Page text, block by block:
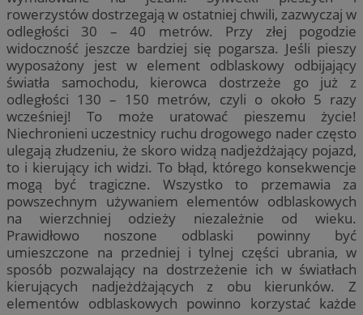
rowerzystów dostrzegają w ostatniej chwili, zazwyczaj w
odległości 30 – 40 metrów. Przy złej pogodzie
widoczność jeszcze bardziej się pogarsza. Jeśli pieszy
wyposażony jest w element odblaskowy odbijający
światła samochodu, kierowca dostrzeże go już z
odległości 130 – 150 metrów, czyli o około 5 razy
wcześniej! To może uratować pieszemu życie!
Niechronieni uczestnicy ruchu drogowego nader często
ulegają złudzeniu, że skoro widzą nadjeżdżający pojazd,
to i kierujący ich widzi. To błąd, którego konsekwencje
mogą być tragiczne. Wszystko to przemawia za
powszechnym używaniem elementów odblaskowych
na wierzchniej odzieży niezależnie od wieku.
Prawidłowo noszone odblaski powinny być
umieszczone na przedniej i tylnej części ubrania, w
sposób pozwalający na dostrzeżenie ich w światłach
kierujących nadjeżdżających z obu kierunków. Z
elementów odblaskowych powinno korzystać każde